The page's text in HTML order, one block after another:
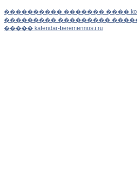
���������� ������� ����
��������� ���������
����� kalendar-beremennosti.ru